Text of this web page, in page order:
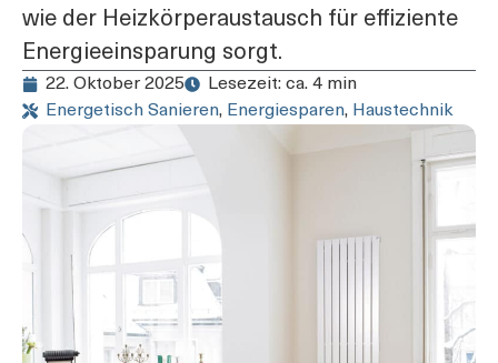
wie der Heizkörperaustausch für effiziente
Energieeinsparung sorgt.
22. Oktober 2025
Lesezeit: ca. 4 min
Energetisch Sanieren, Energiesparen, Haustechnik